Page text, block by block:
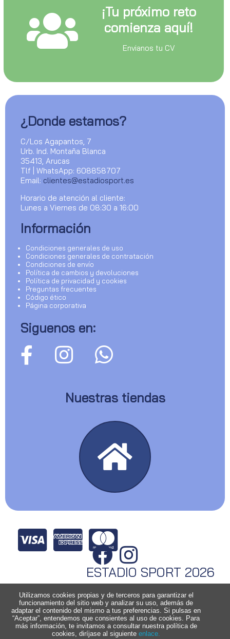
¡Tu próximo reto
comienza aquí!
Envianos tu CV
¿Donde estamos?
C/Los Agapantos, 7
Urb. Ind. Montaña Blanca
35413, Arucas
Tlf | WhatsApp: 608858707
Email: clientes@estadiosport.es
Horario de atención al cliente:
Lunes a Viernes de 08:30 a 16:00
Información
Condiciones generales de uso
Condiciones generales de contratación
Condiciones de envío
Política de cambios y devoluciones
Política de privacidad y cookies
Preguntas frecuentes
Código ético
Página corporativa
Siguenos en:
Nuestras tiendas
ESTADIO SPORT 2026
Utilizamos cookies propias y de terceros para garantizar el
funcionamiento del sitio web y analizar su uso, además de
adaptar el contenido del mismo a tus preferencias. Si pulsas en
“Aceptar”, entendemos que consientes al uso de cookies. Para
más información, te invitamos a consultar nuestra política de
cookies, diríjase al siguiente enlace.